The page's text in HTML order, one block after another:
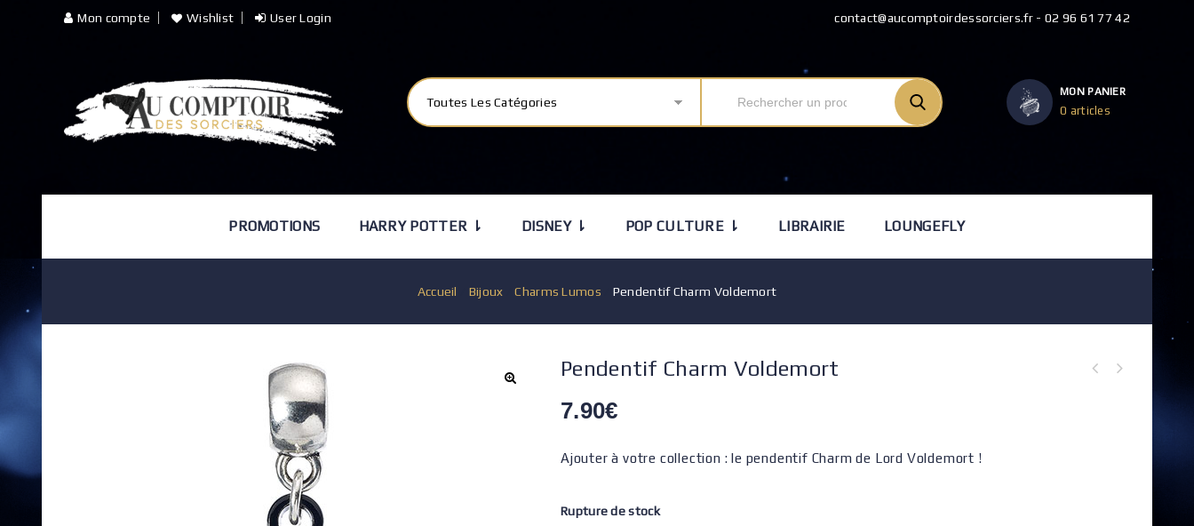
Mon compte Wishlist User Login contact@aucomptoirdessorciers.fr - 02 96 61 77 42
Toutes Les Catégories
MON PANIER
0 articles
PROMOTIONS HARRY POTTER ⇂ DISNEY ⇂ POP CULTURE ⇂ LIBRAIRIE LOUNGEFLY
Accueil Bijoux /Charms Lumos Pendentif Charm Voldemort
Pendentif Charm Voldemort
7.90€
Ajouter à votre collection : le pendentif Charm de Lord Voldemort !
Rupture de stock